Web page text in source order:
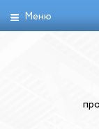
Меню